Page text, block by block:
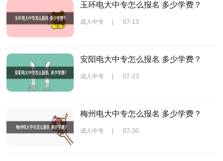
玉环电大中专怎么报名 多少学费？
成人中专 07-13
安阳电大中专怎么报名 多少学费？
成人中专 07-23
梅州电大中专怎么报名 多少学费？
成人中专 07-30